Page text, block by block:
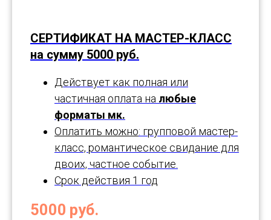
СЕРТИФИКАТ НА МАСТЕР-КЛАСС
на сумму 5000 руб.
Действует как полная или
частичная оплата на любые
форматы мк.
Оплатить можно: групповой мастер-
класс, романтическое свидание для
двоих, частное событие.
Срок действия 1 год
5000 руб.